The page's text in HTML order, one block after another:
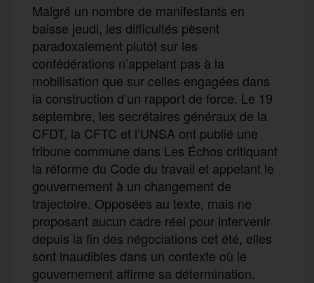
Malgré un nombre de manifestants en
baisse jeudi, les difficultés pèsent
paradoxalement plutôt sur les
confédérations n’appelant pas à la
mobilisation que sur celles engagées dans
la construction d’un rapport de force. Le 19
septembre, les secrétaires généraux de la
CFDT, la CFTC et l’UNSA ont publié une
tribune commune dans Les Échos critiquant
la réforme du Code du travail et appelant le
gouvernement à un changement de
trajectoire. Opposées au texte, mais ne
proposant aucun cadre réel pour intervenir
depuis la fin des négociations cet été, elles
sont inaudibles dans un contexte où le
gouvernement affirme sa détermination.